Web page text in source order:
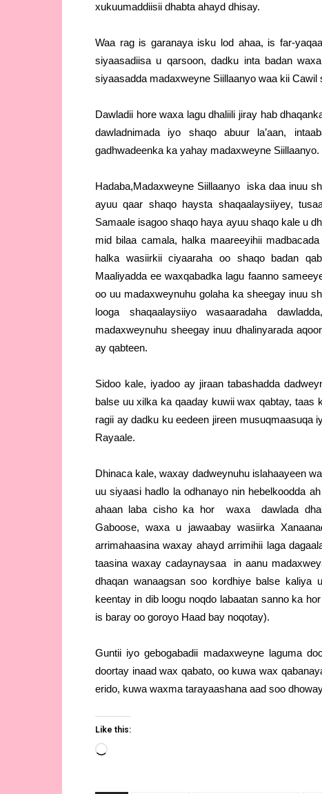
xukuumaddiisii dhabta ahayd dhisay.
Waa rag is garanaya isku lod ahaa, is far-
siyaasadiisa u qarsoon, dadku inta badan
siyaasadda madaxweyne Siillaanyo waa kii Cawil
Dawladii hore waxa lagu dhaliili jiray hab
dawladnimada iyo shaqo abuur la’aan,
gadhwadeenka ka yahay madaxweyne Siillaanyo.
Hadaba,Madaxweyne Siillaanyo iska daa inuu
ayuu qaar shaqo haysta shaqaalaysiiyey,
Samaale isagoo shaqo haya ayuu shaqo kale u
mid bilaa camala, halka maareeyihii
halka wasiirkii ciyaaraha oo shaqo badan
Maaliyadda ee waxqabadka lagu faanno
oo uu madaxweynuhu golaha ka sheegay inuu
looga shaqaalaysiiyo wasaaradaha
madaxweynuhu sheegay inuu dhalinyarada
ay qabteen.
Sidoo kale, iyadoo ay jiraan tabashadda
balse uu xilka ka qaaday kuwii wax qabtay, taas
ragii ay dadku ku eedeen jireen musuqmaasuqa
Rayaale.
Dhinaca kale, waxay dadweynuhu islahaayeen
uu siyaasi hadlo la odhanayo nin hebelkoodda
ahaan laba cisho ka hor waxa dawlada
Gaboose, waxa u jawaabay wasiirka
arrimahaasina waxay ahayd arrimihii laga
taasina waxay cadaynaysaa in aanu
dhaqan wanaagsan soo kordhiye balse
keentay in dib loogu noqdo labaatan sanno ka
is baray oo goroyo Haad bay noqotay).
Guntii iyo gebogabadii madaxweyne laguma
doortay inaad wax qabato, oo kuwa wax
erido, kuwa waxma tarayaashana aad soo
Like this:
Loading…